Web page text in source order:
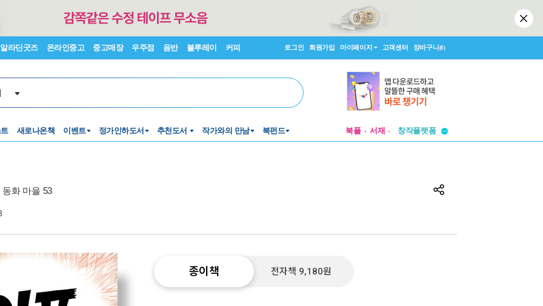
알라딘굿즈 온라인중고 중고매장 우주점 음반 블루레이 커피 로그인 회원가입 마이페이지 고객센터 장바구니(0)
새로나온책 이벤트 정가인하도서 추천도서 작가와의 만남 북펀드 북플 서재
투비컨티뉴드
동화 마을 53
종이책 전자책 9,180원